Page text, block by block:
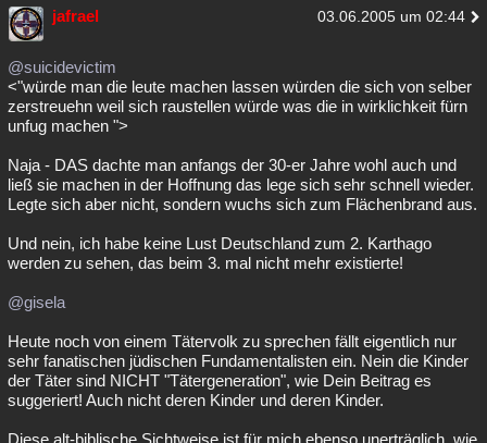
jafrael 03.06.2005 um 02:44
@suicidevictim
<"würde man die leute machen lassen würden die sich von selber
zerstreuehn weil sich raustellen würde was die in wirklichkeit fürn
unfug machen ">
Naja - DAS dachte man anfangs der 30-er Jahre wohl auch und
ließ sie machen in der Hoffnung das lege sich sehr schnell wieder.
Legte sich aber nicht, sondern wuchs sich zum Flächenbrand aus.
Und nein, ich habe keine Lust Deutschland zum 2. Karthago
werden zu sehen, das beim 3. mal nicht mehr existierte!
@gisela
Heute noch von einem Tätervolk zu sprechen fällt eigentlich nur
sehr fanatischen jüdischen Fundamentalisten ein. Nein die Kinder
der Täter sind NICHT "Tätergeneration", wie Dein Beitrag es
suggeriert! Auch nicht deren Kinder und deren Kinder.
Diese alt-biblische Sichtweise ist für mich ebenso unerträglich, wie